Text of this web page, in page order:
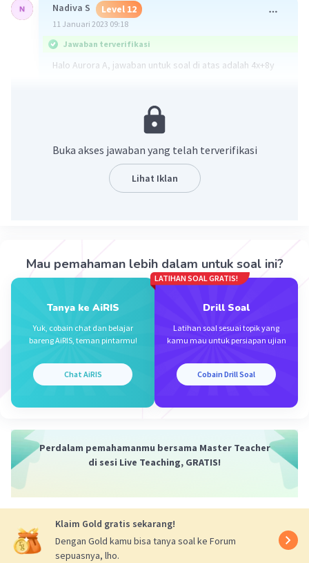
Nadiva S Level 12
11 Januari 2023 09:18
Jawaban terverifikasi
Halo Aurora A, jawaban untuk soal di atas adalah 4x+8y
(7x+6y)+(-3x+2y) =7x+6y-3x+2y [suku sejenis
dikumpulkan] =7x-3x+6y+2y
Jadi, hasil dari (7x+6y) + (-3x+2y)=4x+8y
Terima kasih sudah bertanya, semoga membantu
Beri Rating·5.0
21 September 2023 14:01
Seperti apa menyelesaikan ny
Buka akses jawaban yang telah terverifikasi
Lihat Iklan
Mau pemahaman lebih dalam untuk soal ini?
Tanya ke AiRIS
Yuk, cobain chat dan belajar
bareng AiRIS, teman pintarmu!
Chat AiRIS
LATIHAN SOAL GRATIS!
Drill Soal
Latihan soal sesuai topik yang
kamu mau untuk persiapan ujian
Cobain Drill Soal
Perdalam pemahamanmu bersama Master Teacher
di sesi Live Teaching, GRATIS!
Klaim Gold gratis sekarang!
Dengan Gold kamu bisa tanya soal ke Forum
sepuasnya, lho.